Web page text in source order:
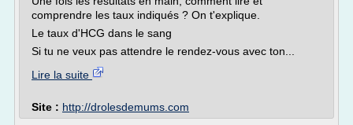
comprendre les taux indiqués ? On t'explique.
Le taux d'HCG dans le sang
Si tu ne veux pas attendre le rendez-vous avec ton...
Lire la suite
Site : http://drolesdemums.com